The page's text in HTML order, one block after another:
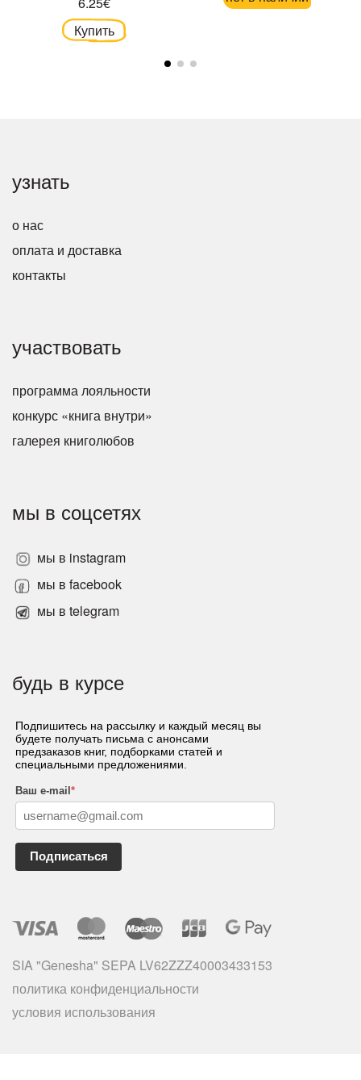
Купить
узнать
о нас
оплата и доставка
контакты
участвовать
программа лояльности
конкурс «книга внутри»
галерея книголюбов
мы в соцсетях
мы в instagram
мы в facebook
мы в telegram
будь в курсе
Подпишитесь на рассылку и каждый месяц вы
будете получать письма с анонсами
предзаказов книг, подборками статей и
специальными предложениями.
Ваш e-mail *
Подписаться
SIA "Genesha" SEPA LV62ZZZ40003433153
политика конфиденциальности
условия использования